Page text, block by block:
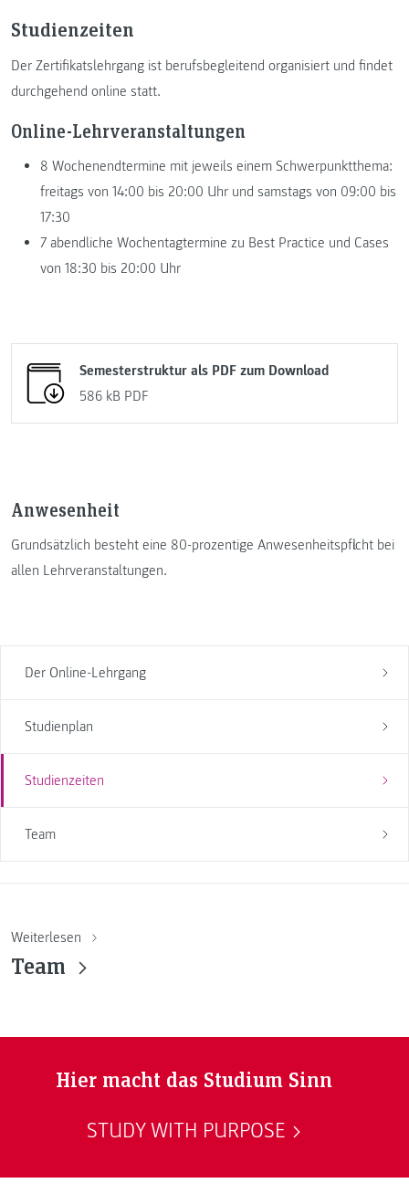
Der Online-Lehrgang
Studienplan
Studienzeiten
Team
Studienzeiten
Der Zertifikatslehrgang ist berufsbegleitend organisiert und findet
durchgehend online statt.
Online-Lehrveranstaltungen
8 Wochenendtermine mit jeweils einem Schwerpunktthema:
freitags von 14:00 bis 20:00 Uhr und samstags von 09:00 bis
17:30
7 abendliche Wochentagtermine zu Best Practice und Cases
von 18:30 bis 20:00 Uhr
Semesterstruktur als PDF zum Download
586 kB PDF
Anwesenheit
Grundsätzlich besteht eine 80-prozentige Anwesenheitspflicht bei
allen Lehrveranstaltungen.
Weiterlesen
Team
Hier macht das Studium Sinn
STUDY WITH PURPOSE